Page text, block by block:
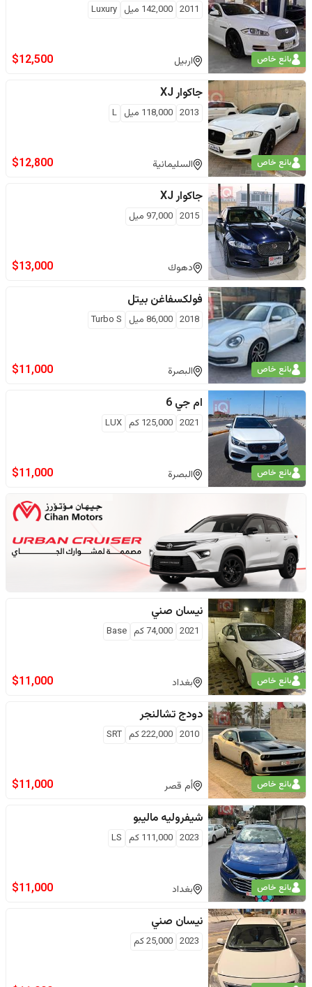
بائع خاص
2011
142,000 ميل Luxury
اربيل $12,500
بائع خاص
جاكوار XJ
2013
118,000 ميل L
السليمانية $12,800
جاكوار XJ
2015
97,000 ميل
دهوك $13,000
بائع خاص
فولكسفاغن بيتل
2018
86,000 ميل Turbo S
البصرة $11,000
بائع خاص
ام جي 6
2021
125,000 كم LUX
البصرة $11,000
بائع خاص
نيسان صني
2021
74,000كم Base
بغداد $11,000
بائع خاص
دودج تشالنجر
2010
222,000كم SRT
أم قصر $11,000
بائع خاص
شيفروليه ماليبو
2023
111,000 كم LS
بغداد $11,000
نيسان صني
2023
25,000كم